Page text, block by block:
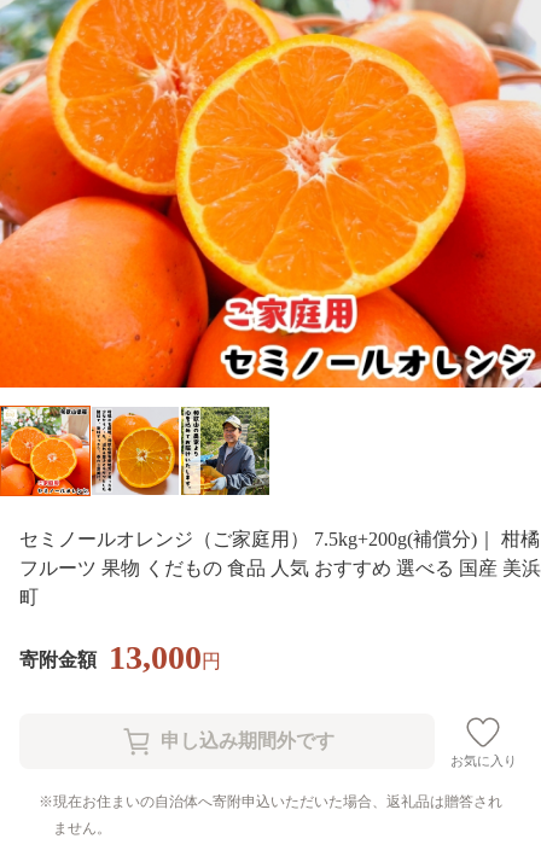
セミノールオレンジ（ご家庭用） 7.5kg+200g(補償分)｜ 柑橘
フルーツ 果物 くだもの 食品 人気 おすすめ 選べる 国産 美浜
町
寄附金額 13,000円
お気に入り
現在お住まいの自治体へ寄附申込いただいた場合、返礼品は贈答され
ません。